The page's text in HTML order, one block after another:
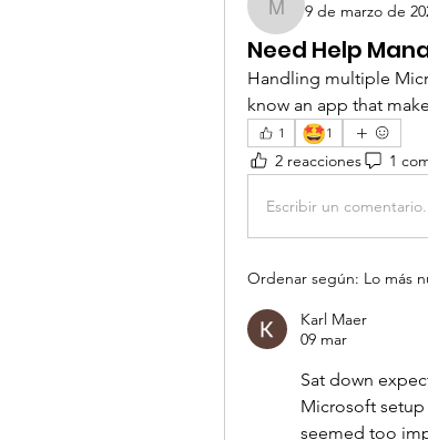
masonlee.jemari
9 de marzo de
Need Help
Handling multiple
know an app that
1 🤩1
2 reacciones 1
Escribir un comentario...
Ordenar según: Lo más
Karl Maer
09 mar
Sat down
Microsoft
seemed too